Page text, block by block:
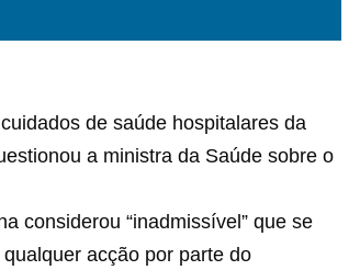
de saúde hospitalares da
a ministra da Saúde sobre o
considerou “inadmissível” que se
acção por parte do